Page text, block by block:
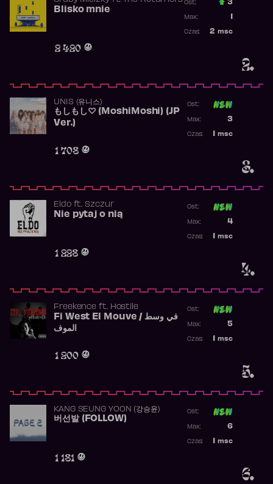
2.
Blisko mnie
2 420
Ost.: 3
Max:
2 msc
Czas:
3.
UNIS (유니스)
もしもし♡ (MoshiMoshi) (JP
Ver.)
1 708
Ost:
3
Max:
msc
Czas:
4.
Eldoft. Szczur
Nie pytaj o nią
1 228
Ost:
4
Max:
msc
Czas:
5.
Freekence ft. Hostile
Fi West El Mouve / في وسط
الموف
1 200
Ost:
5
Max:
msc
Czas:
6.
KANG SEUNG YOON (강승윤)
버선발 (FOLLOW)
1 181
Ost:
6
Max:
msc
Czas: